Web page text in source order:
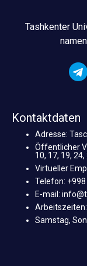
Tashkenter
Kontaktdaten
Adresse:
Öffentlicher
10, 17, 19,
Virtueller
Telefon:
E-mail:
Samstag,